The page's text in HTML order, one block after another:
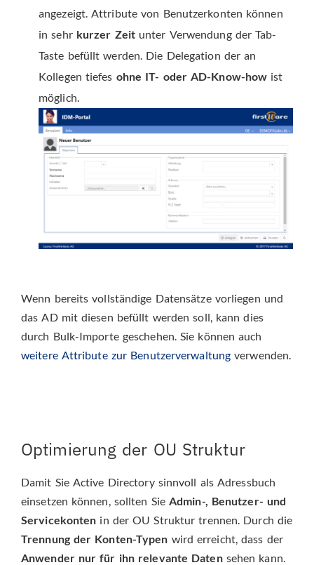
angezeigt. Attribute von Benutzerkonten können
in sehrkurzer Zeitunter Verwendung der Tab-
Taste befüllt werden. Die Delegation der an
Kollegen tiefes ohne IT- oder AD-Know-how ist
möglich.
Wenn bereits vollständige Datensätze vorliegen und
das AD mit diesen befüllt werden soll, kann dies
durch Bulk-Importe geschehen. Sie können auch
weitere Attribute zur Benutzerverwaltung verwenden.
Optimierung der OU Struktur
Damit Sie Active Directory sinnvoll als Adressbuch
einsetzen können, sollten Sie Admin-, Benutzer- und
Servicekonten in der OU Struktur trennen. Durch die
Trennung der Konten-Typen wird erreicht, dass der
Anwender nur für ihn relevante Datensehen kann.